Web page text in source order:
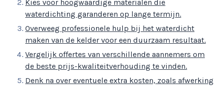
Kies voor hoogwaardige materialen die
waterdichting garanderen op lange termijn.
Overweeg professionele hulp bij het waterdicht
maken van de kelder voor een duurzaam resultaat.
Vergelijk offertes van verschillende aannemers om
de beste prijs-kwaliteitverhouding te vinden.
Denk na over eventuele extra kosten, zoals afwerking